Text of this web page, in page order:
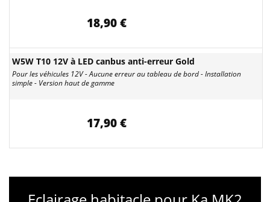
18,90 €
W5W T10 12V à LED canbus anti-erreur Gold
Pour les véhicules 12V - Aucune erreur au tableau de bord - Installation
simple - Version haut de gamme
17,90 €